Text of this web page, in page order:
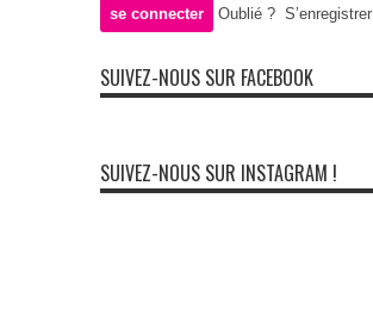
Oublié ? S’enregistrer
SUIVEZ-NOUS SUR FACEBOOK
SUIVEZ-NOUS SUR INSTAGRAM !